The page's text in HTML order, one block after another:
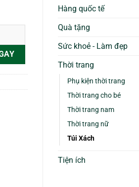
Hàng quốc tế
Quà tặng
Sức khoẻ - Làm đẹp
Thời trang
Phụ kiện thời trang
Thời trang cho bé
Thời trang nam
Thời trang nữ
Túi Xách
Tiện ích
Mềm Cao Cấp Mã Số VPS05 số lượng